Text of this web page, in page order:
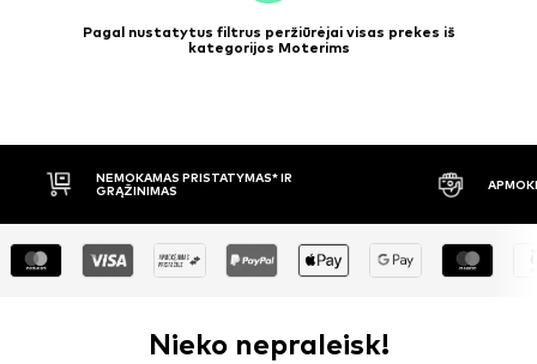
Pagal nustatytus filtrus peržiūrėjai visas prekes iš
kategorijos Moterims
NEMOKAMAS PRISTATYMAS* IR
GRĄŽINIMAS
Nieko nepraleisk!